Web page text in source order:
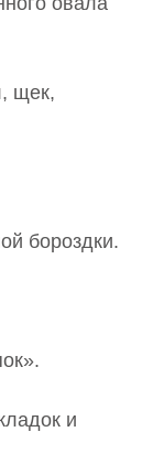
II) Плечи
щек,
бороздки.
и